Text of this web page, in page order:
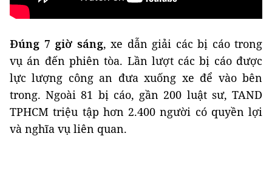
Đúng 7 giờ sáng, xe dẫn giải các bị cáo trong
vụ án đến phiên tòa. Lần lượt các bị cáo được
lực lượng công an đưa xuống xe để vào bên
trong. Ngoài 81 bị cáo, gần 200 luật sư, TAND
TPHCM triệu tập hơn 2.400 người có quyền lợi
và nghĩa vụ liên quan.